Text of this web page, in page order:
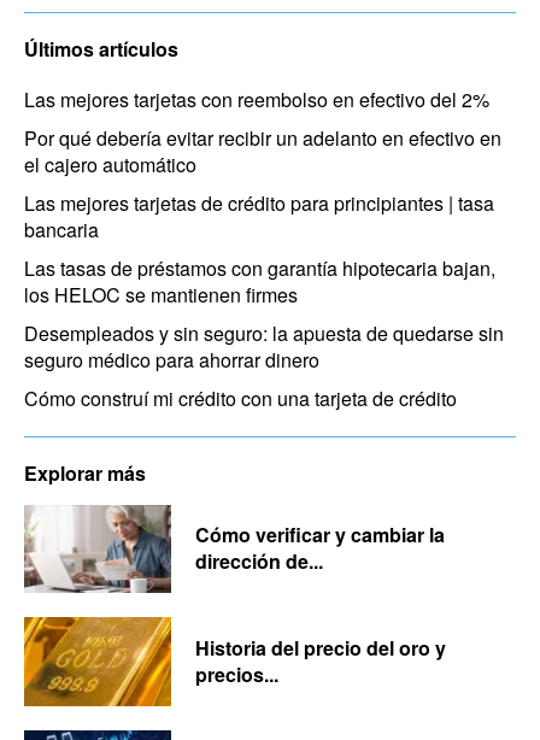
Últimos artículos
Las mejores tarjetas con reembolso en efectivo del 2%
Por qué debería evitar recibir un adelanto en efectivo en
el cajero automático
Las mejores tarjetas de crédito para principiantes | tasa
bancaria
Las tasas de préstamos con garantía hipotecaria bajan,
los HELOC se mantienen firmes
Desempleados y sin seguro: la apuesta de quedarse sin
seguro médico para ahorrar dinero
Cómo construí mi crédito con una tarjeta de crédito
Explorar más
Cómo verificar y cambiar la
dirección de...
Historia del precio del oro y
precios...